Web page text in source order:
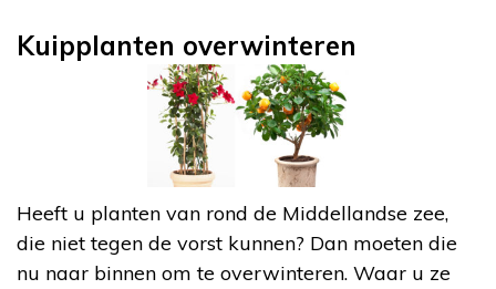
Kuipplanten overwinteren
Heeft u planten van rond de Middellandse zee,
die niet tegen de vorst kunnen? Dan moeten die
nu naar binnen om te overwinteren. Waar u ze